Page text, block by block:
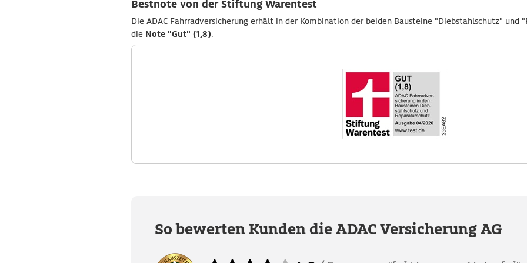
Bestnote von der Stiftung Warentest
Die ADAC Fahrradversicherung erhält in der Kombination der beiden Bausteine "Diebstahlschutz" und
die Note "Gut" (1,8).
So bewerten Kunden die ADAC Versicherung AG